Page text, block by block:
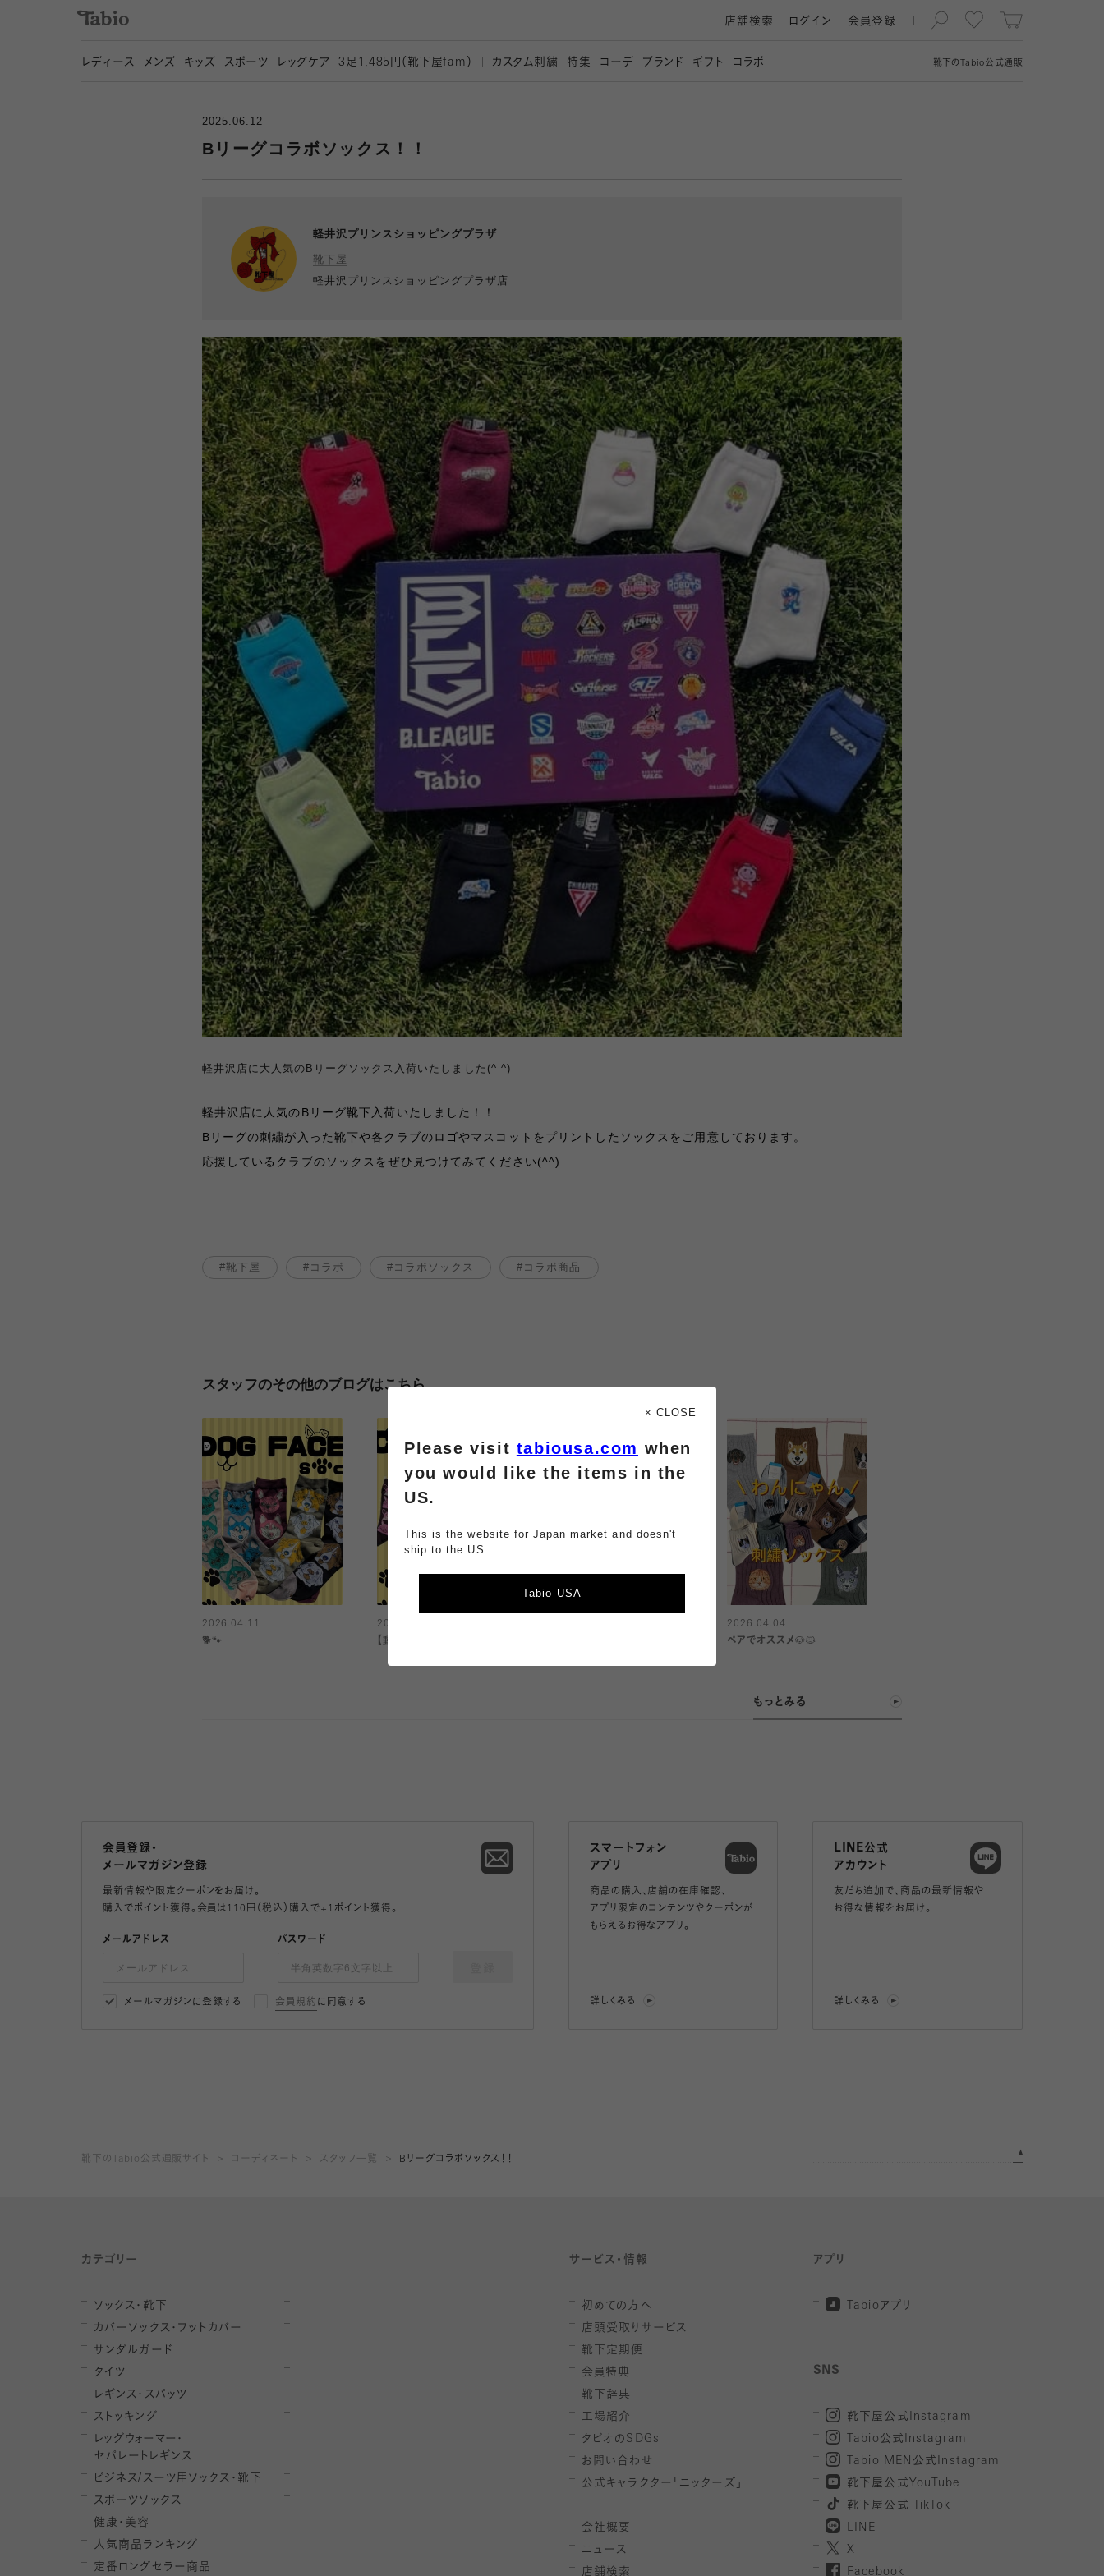
靴下の Tabio公式通販
店舗検索 ログイン 会員登録
レディース メンズ キッズ スポーツ レッグケア 3 足1,485円（靴下屋fam） カスタム刺繍 特集 コーデ ブランド ギフト コラボ
2025.06.12
Bリーグコラボソックス！！
軽井沢プリンスショッピングプラザ
靴下屋
軽井沢プリンスショッピングプラザ店
軽井沢店に大人気のBリーグソックス入荷いたしました(^ ^)
軽井沢店に人気のBリーグ靴下入荷いたしました！！
Bリーグの刺繍が入った靴下や各クラブのロゴやマスコットをプリントしたソックスをご用意しております。
応援しているクラブのソックスをぜひ見つけてみてください(^^)
靴下屋 コラボ コラボソックス コラボ商品
スタッフのその他のブログはこちら
2026.04.11
🐕🐾
2026.04.11
【動物柄】Cat faceソックス
2026.04.04
ペアでオススメ🐶🐱
もっとみる
会員登録・
メールマガジン登録
最新情報や限定クーポンをお届け。
購入でポイント獲得。会員は110円（税込）購入で+1ポイント獲得。
メールアドレス パスワード
メールマガジンに登録する 会員規約 に同意する
スマートフォン
アプリ
商品の購入、店舗の在庫確認、
アプリ限定のコンテンツやクーポンが
もらえるお得なアプリ。
詳しくみる
LINE公式
アカウント
友だち追加で、 商品の最新情報や
お得な情報をお届け。
詳しくみる
靴下のTabio公式通販サイト コーディネート スタッフ一覧 Bリーグコラボソックス！！
カテゴリー
ソックス・靴下
カバーソックス・フットカバー
サンダルガード
タイツ
レギンス・スパッツ
ストッキング
レッ グ ウォ ー マ ー ・
セ パレー ト レ ギン ス
ビジネス/スーツ用 ソックス・靴下
スポーツソックス
健康・美容
人気商品ランキング
定番ロングセラー商品
サービス・情報
初めての方へ
店頭受取りサービス
靴下定期便
会員特典
靴下辞典
工場紹介
タビオの SDGs
お問い合わせ
公式キャラクター「ニッターズ」
会社概要
ニュース
店舗検索
アプリ
Tabio アプリ
SNS
靴下屋公式 Instagram
Tabio 公式 Instagram
Tabio MEN 公式 Instagram
靴下屋公式 YouTube
靴下屋公式
TikTok
LINE
X
Facebook
× CLOSE
Please visit tabiousa.com when
you would like the items in the
US.
This is the website for Japan market and doesn't
ship to the US.
Tabio USA